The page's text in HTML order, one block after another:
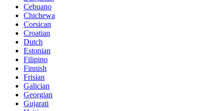
Cebuano
Chichewa
Corsican
Croatian
Dutch
Estonian
Filipino
Finnish
Frisian
Galician
Georgian
Gujarati